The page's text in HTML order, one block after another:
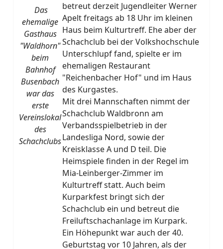
betreut derzeit Jugendleiter Werner
Apelt freitags ab 18 Uhr im kleinen
Haus beim Kulturtreff. Ehe aber der
Schachclub bei der Volkshochschule
Unterschlupf fand, spielte er im
ehemaligen Restaurant
"Reichenbacher Hof" und im Haus
des Kurgastes.
Mit drei Mannschaften nimmt der
Schachclub Waldbronn am
Verbandsspielbetrieb in der
Landesliga Nord, sowie der
Kreisklasse A und D teil. Die
Heimspiele finden in der Regel im
Mia-Leinberger-Zimmer im
Kulturtreff statt. Auch beim
Kurparkfest bringt sich der
Schachclub ein und betreut die
Freiluftschachanlage im Kurpark.
Ein Höhepunkt war auch der 40.
Geburtstag vor 10 Jahren, als der
Das
ehemalige
Gasthaus
"Waldhorn"
beim
Bahnhof
Busenbach
war das
erste
Vereinslokal
des
Schachclubs